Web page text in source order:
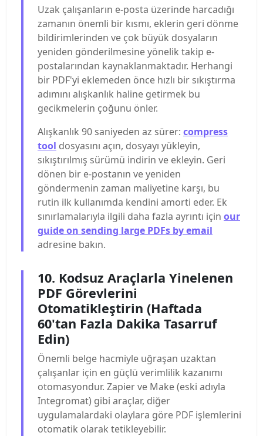
Uzak çalışanların e-posta üzerinde harcadığı
zamanın önemli bir kısmı, eklerin geri dönme
bildirimlerinden ve çok büyük dosyaların
yeniden gönderilmesine yönelik takip e-
postalarından kaynaklanmaktadır. Herhangi
bir PDF'yi eklemeden önce hızlı bir sıkıştırma
adımını alışkanlık haline getirmek bu
gecikmelerin çoğunu önler.
Alışkanlık 90 saniyeden az sürer: compress
tool dosyasını açın, dosyayı yükleyin,
sıkıştırılmış sürümü indirin ve ekleyin. Geri
dönen bir e-postanın ve yeniden
göndermenin zaman maliyetine karşı, bu
rutin ilk kullanımda kendini amorti eder. Ek
sınırlamalarıyla ilgili daha fazla ayrıntı için our
guide on sending large PDFs by email
adresine bakın.
10. Kodsuz Araçlarla Yinelenen
PDF Görevlerini
Otomatikleştirin (Haftada
60'tan Fazla Dakika Tasarruf
Edin)
Önemli belge hacmiyle uğraşan uzaktan
çalışanlar için en güçlü verimlilik kazanımı
otomasyondur. Zapier ve Make (eski adıyla
Integromat) gibi araçlar, diğer
uygulamalardaki olaylara göre PDF işlemlerini
otomatik olarak tetikleyebilir.